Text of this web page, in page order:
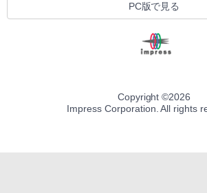
PC版で見る
Copyright ©2026
Impress Corporation. All rights